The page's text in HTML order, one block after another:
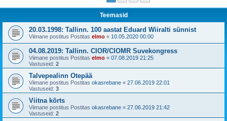
Teemasid
20.03.1998: Tallinn. 100 aastat Eduard Wiiralti sünnist
Viimane postitus Postitas elmo « 10.05.2020 00:00
04.08.2019: Tallinn. CIOR/CIOMR Suvekongress
Viimane postitus Postitas elmo « 07.08.2019 21:25
Vastuseid: 2
Talvepealinn Otepää
Viimane postitus Postitas okasrebane « 27.06.2019 22:01
Vastuseid: 3
Viitna kõrts
Viimane postitus Postitas okasrebane « 27.06.2019 21:42
Vastuseid: 2